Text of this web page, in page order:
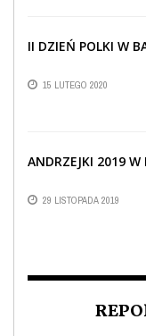
II DZIEŃ POLKI W
15 LUTEGO 2020
ANDRZEJKI 2019 W
29 LISTOPADA 2019